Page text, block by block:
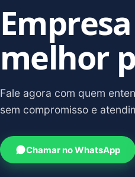
melhor
Fale agora com quem
sem compromisso e
Chamar no WhatsApp